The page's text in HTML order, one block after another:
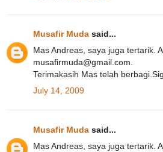
Musafir Muda said...
Mas Andreas, saya juga tertarik.
musafirmuda@gmail.com.
Terimakasih Mas telah
July 14, 2009
Musafir Muda said...
Mas Andreas, saya juga tertarik.